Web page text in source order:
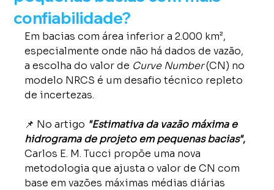
confiabilidade?
Em bacias com área inferior a 2.000 km²,
especialmente onde não há dados de vazão,
a escolha do valor de Curve Number (CN) no
modelo NRCS é um desafio técnico repleto
de incertezas.
📌 No artigo "Estimativa da vazão máxima e
hidrograma de projeto em pequenas bacias",
Carlos E. M. Tucci propõe uma nova
metodologia que ajusta o valor de CN com
base em vazões máximas médias diárias